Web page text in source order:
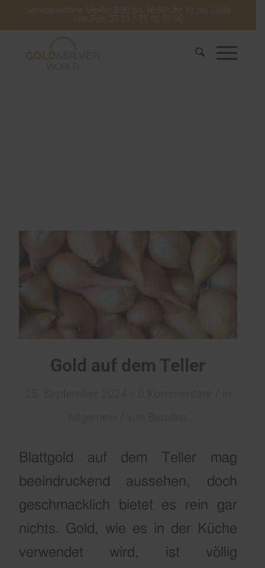
Service-Hotline Mo-Do 8:30 bis 16:30 Uhr. Fr bis 13:45
Uhr. Fon: 07 21 / 75 40 51 30
Gold auf dem Teller
Blattgold auf dem Teller mag
beeindruckend aussehen, doch
geschmacklich bietet es rein gar
nichts. Gold, wie es in der Küche
verwendet wird, ist völlig